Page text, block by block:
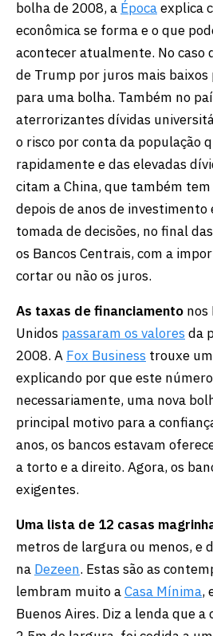
bolha de 2008, a Épocaexplica
econômica se forma e o que
acontecer atualmente. No caso
de Trump por juros mais
para uma bolha. Também no
aterrorizantes dívidas
o risco por conta da população
rapidamente e das elevadas
citam a China, que também
depois de anos de
tomada de decisões, no final
os Bancos Centrais, com a
cortar ou não os juros.
As taxas de financiamento nos
Unidos passaram os valores da
2008. A Fox Business trouxe
explicando por que este
necessariamente, uma nova
principal motivo para a
anos, os bancos estavam
a torto e a direito. Agora, os
exigentes.
Uma lista de 12 casas
metros de largura ou menos, e
na Dezeen. Estas são as
lembram muito aCasa Mínima,
Buenos Aires. Diz a lenda que a